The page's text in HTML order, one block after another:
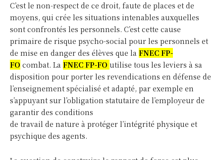
C’est le non-respect de ce droit, faute de places et de
moyens, qui crée les situations intenables auxquelles
sont confrontés les personnels. C’est cette cause
primaire de risque psycho-social pour les personnels et
de mise en danger des élèves que la FNEC FP-
FO combat. La FNEC FP-FO utilise tous les leviers à sa
disposition pour porter les revendications en défense de
l’enseignement spécialisé et adapté, par exemple en
s’appuyant sur l’obligation statutaire de l’employeur de
garantir des conditions
de travail de nature à protéger l’intégrité physique et
psychique des agents.